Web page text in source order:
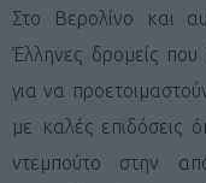
Στο Βερολίνο και
Έλληνες δρομείς που
για να
με καλές
ντεμπούτο στην